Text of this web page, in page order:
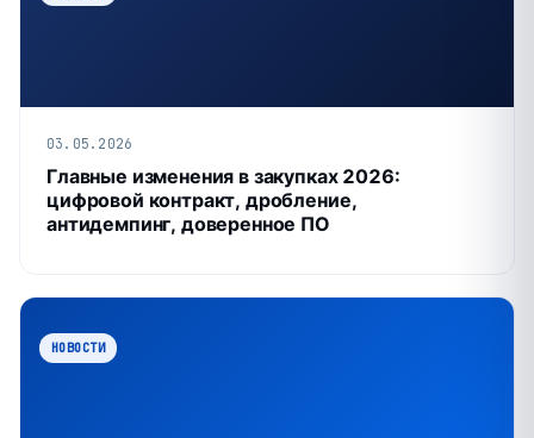
03.05.2026
Главные изменения в закупках 2026:
цифровой контракт, дробление,
антидемпинг, доверенное ПО
НОВОСТИ